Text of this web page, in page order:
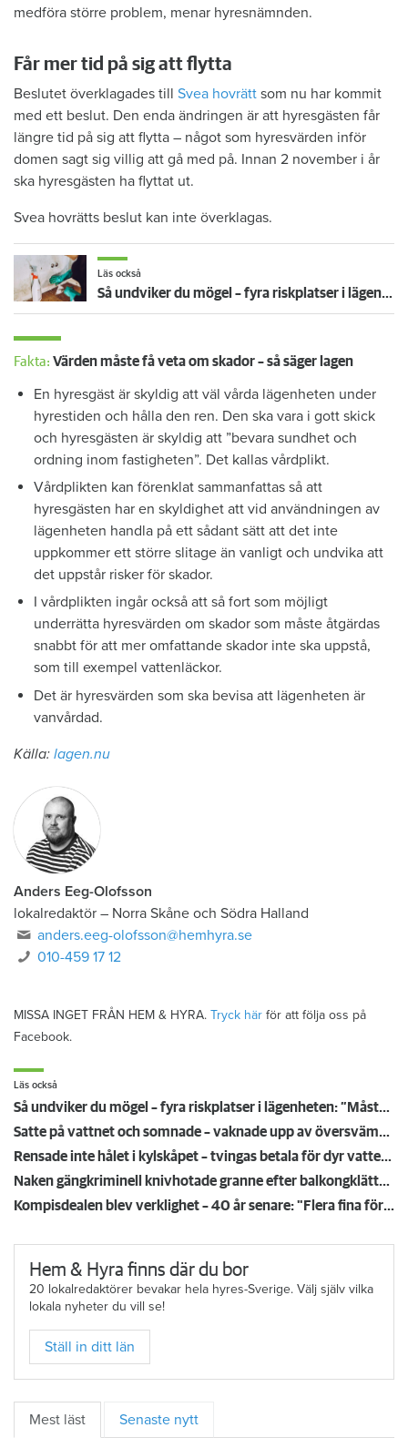
medföra större problem, menar hyresnämnden.
Får mer tid på sig att flytta
Beslutet överklagades till Svea hovrätt som nu har kommit
med ett beslut. Den enda ändringen är att hyresgästen får
längre tid på sig att flytta – något som hyresvärden inför
domen sagt sig villig att gå med på. Innan 2 november i år
ska hyresgästen ha flyttat ut.
Svea hovrätts beslut kan inte överklagas.
Läs också
Så undviker du mögel – fyra riskplatser i lägenheten: ”Måste städa bort”
Fakta: Värden måste få veta om skador – så säger lagen
En hyresgäst är skyldig att väl vårda lägenheten under
hyrestiden och hålla den ren. Den ska vara i gott skick
och hyresgästen är skyldig att ”bevara sundhet och
ordning inom fastigheten”. Det kallas vårdplikt.
Vårdplikten kan förenklat sammanfattas så att
hyresgästen har en skyldighet att vid användningen av
lägenheten handla på ett sådant sätt att det inte
uppkommer ett större slitage än vanligt och undvika att
det uppstår risker för skador.
I vårdplikten ingår också att så fort som möjligt
underrätta hyresvärden om skador som måste åtgärdas
snabbt för att mer omfattande skador inte ska uppstå,
som till exempel vattenläckor.
Det är hyresvärden som ska bevisa att lägenheten är
vanvårdad.
Källa: lagen.nu
Anders Eeg-Olofsson
lokalredaktör – Norra Skåne och Södra Halland
anders.eeg-olofsson@hemhyra.se
010-459 17 12
MISSA INGET FRÅN HEM & HYRA. Tryck här för att följa oss på
Facebook.
Läs också
Så undviker du mögel – fyra riskplatser i lägenheten: ”Måste städa bort”
Satte på vattnet och somnade – vaknade upp av översvämning hos grannen
Rensade inte hålet i kylskåpet – tvingas betala för dyr vattenskada
Naken gängkriminell knivhotade granne efter balkongklättring
Kompisdealen blev verklighet – 40 år senare: "Flera fina fördelar med att dela bostad"
Hem & Hyra finns där du bor
20 lokalredaktörer bevakar hela hyres-Sverige. Välj själv vilka
lokala nyheter du vill se!
Ställ in ditt län
Mest läst Senaste nytt